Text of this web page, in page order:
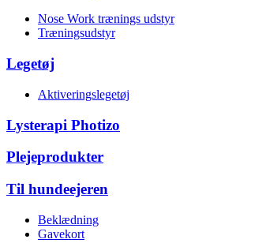
Nose Work trænings udstyr
Træningsudstyr
Legetøj
Aktiveringslegetøj
Lysterapi Photizo
Plejeprodukter
Til hundeejeren
Beklædning
Gavekort